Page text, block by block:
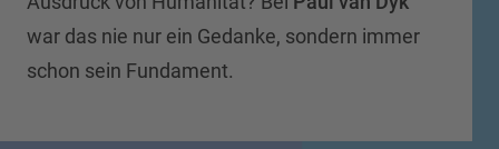
war das nie nur ein Gedanke, sondern immer
schon sein Fundament.